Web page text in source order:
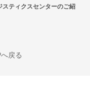
スティクスセンターのご紹
戻る